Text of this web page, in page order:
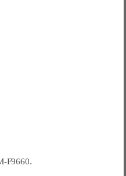
F9660.